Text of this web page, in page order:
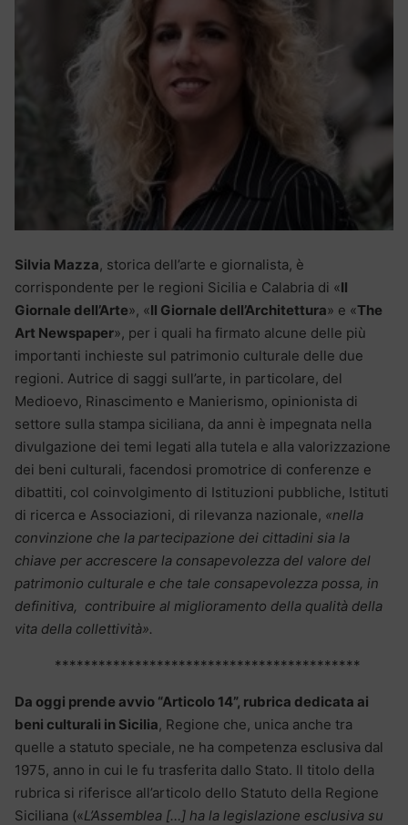
Silvia Mazza, storica dell’arte e giornalista, è
corrispondente per le regioni Sicilia e Calabria di «Il
Giornale dell’Arte», «Il Giornale dell’Architettura» e «The
Art Newspaper», per i quali ha firmato alcune delle più
importanti inchieste sul patrimonio culturale delle due
regioni. Autrice di saggi sull’arte, in particolare, del
Medioevo, Rinascimento e Manierismo, opinionista di
settore sulla stampa siciliana, da anni è impegnata nella
divulgazione dei temi legati alla tutela e alla valorizzazione
dei beni culturali, facendosi promotrice di conferenze e
dibattiti, col coinvolgimento di Istituzioni pubbliche, Istituti
di ricerca e Associazioni, di rilevanza nazionale, «nella
convinzione che la partecipazione dei cittadini sia la
chiave per accrescere la consapevolezza del valore del
patrimonio culturale e che tale consapevolezza possa, in
definitiva, contribuire al miglioramento della qualità della
vita della collettività».
******************************************
Da oggi prende avvio “Articolo 14”, rubrica dedicata ai
beni culturali in Sicilia, Regione che, unica anche tra
quelle a statuto speciale, ne ha competenza esclusiva dal
1975, anno in cui le fu trasferita dallo Stato. Il titolo della
rubrica si riferisce all’articolo dello Statuto della Regione
Siciliana («L’Assemblea […] ha la legislazione esclusiva su